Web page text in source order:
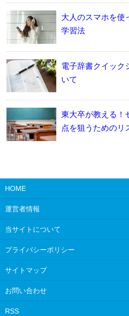
大人のスマホを使
学習法
電子辞書クイック
いて
東大卒が教える！
点を狙うためのリ
HOME
運営者情報
当サイトについて
プライバシーポリシー
サイトマップ
お問い合わせ
RSS